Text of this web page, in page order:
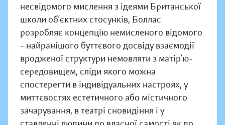
несвідомого мислення з ідеями Британської
школи об’єктних стосунків, Боллас
розробляє концепцію немисленого відомого
- найранішого буттєвого досвіду взаємодії
вродженої структури немовляти з матір’ю-
середовищем, сліди якого можна
спостерегти в індивідуальних настроях, у
миттєвостях естетичного або містичного
зачарування, в театрі сновидіння і у